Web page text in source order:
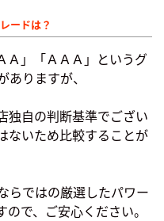
ードは？
Ａ」「ＡＡＡ」というグ
ありますが、
独自の判断基準でござい
ないため比較することが
らではの厳選したパワー
で、ご安心ください。